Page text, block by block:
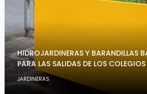
HIDROJARDINERAS Y BARANDILLAS
PARA LAS SALIDAS DE LOS COLEGIOS
JARDINERAS